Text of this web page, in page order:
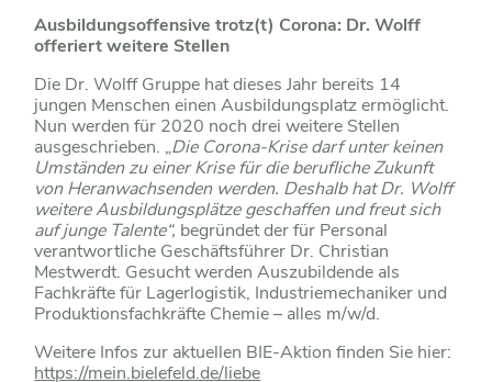
Ausbildungsoffensive trotz(t) Corona: Dr. Wolff
offeriert weitere Stellen
Die Dr. Wolff Gruppe hat dieses Jahr bereits 14
jungen Menschen einen Ausbildungsplatz ermöglicht.
Nun werden für 2020 noch drei weitere Stellen
ausgeschrieben. „Die Corona-Krise darf unter keinen
Umständen zu einer Krise für die berufliche Zukunft
von Heranwachsenden werden. Deshalb hat Dr. Wolff
weitere Ausbildungsplätze geschaffen und freut sich
auf junge Talente“, begründet der für Personal
verantwortliche Geschäftsführer Dr. Christian
Mestwerdt. Gesucht werden Auszubildende als
Fachkräfte für Lagerlogistik, Industriemechaniker und
Produktionsfachkräfte Chemie – alles m/w/d.
Weitere Infos zur aktuellen BIE-Aktion finden Sie hier:
https://mein.bielefeld.de/liebe